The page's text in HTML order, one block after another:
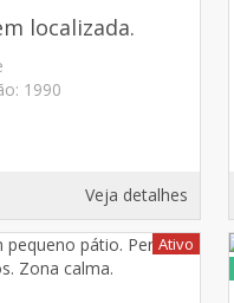
localizada.
1990
Veja detalhes
Ativo